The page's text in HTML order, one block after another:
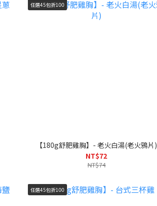
任選45包折100
【180g舒肥雞胸】- 老火白湯(老火鴉片)
NT$72
NT$74
任選45包折100